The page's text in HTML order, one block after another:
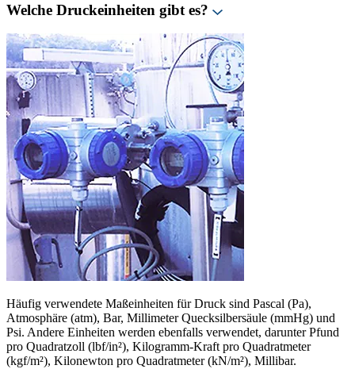
Welche Druckeinheiten gibt es?
Häufig verwendete Maßeinheiten für Druck sind Pascal (Pa),
Atmosphäre (atm), Bar, Millimeter Quecksilbersäule (mmHg) und
Psi. Andere Einheiten werden ebenfalls verwendet, darunter Pfund
pro Quadratzoll (lbf/in²), Kilogramm-Kraft pro Quadratmeter
(kgf/m²), Kilonewton pro Quadratmeter (kN/m²), Millibar.